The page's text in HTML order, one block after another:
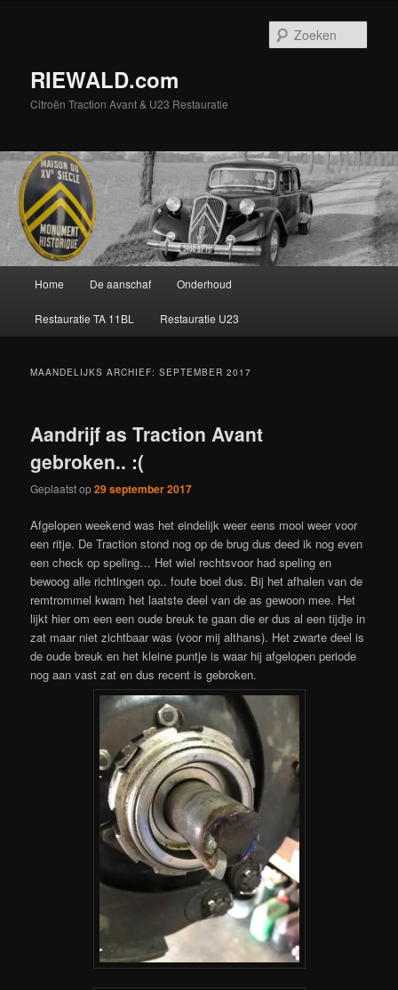
inhoud
inhoudRIEWALD.com
Citroën Traction Avant & U23 Restauratie
Home De aanschaf Onderhoud
Restauratie TA 11BL Restauratie U23
MAANDELIJKS ARCHIEF:SEPTEMBER 2017
Aandrijf as Traction Avant
gebroken.. :(
Geplaatst op29 september 2017
Afgelopen weekend was het eindelijk weer eens mooi weer voor
een ritje. De Traction stond nog op de brug dus deed ik nog even
een check op speling… Het wiel rechtsvoor had speling en
bewoog alle richtingen op.. foute boel dus. Bij het afhalen van de
remtrommel kwam het laatste deel van de as gewoon mee. Het
lijkt hier om een een oude breuk te gaan die er dus al een tijdje in
zat maar niet zichtbaar was (voor mij althans). Het zwarte deel is
de oude breuk en het kleine puntje is waar hij afgelopen periode
nog aan vast zat en dus recent is gebroken.